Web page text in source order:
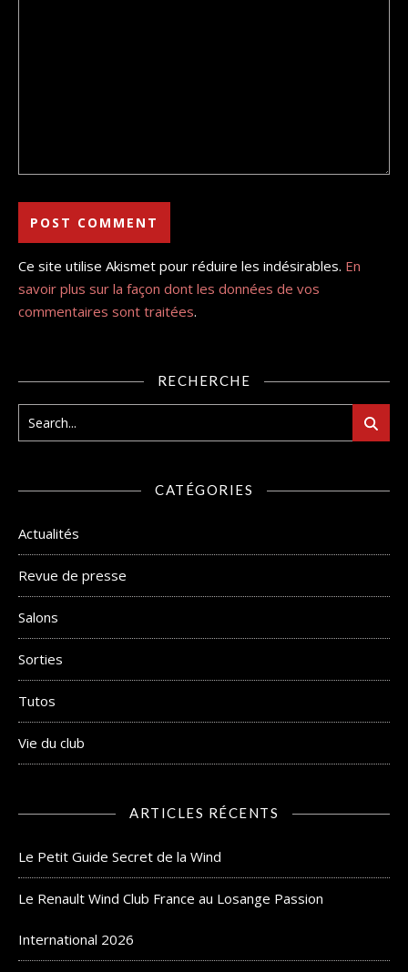
Ce site utilise Akismet pour réduire les indésirables. En
savoir plus sur la façon dont les données de vos
commentaires sont traitées.
RECHERCHE
CATÉGORIES
Actualités
Revue de presse
Salons
Sorties
Tutos
Vie du club
ARTICLES RÉCENTS
Le Petit Guide Secret de la Wind
Le Renault Wind Club France au Losange Passion
International 2026